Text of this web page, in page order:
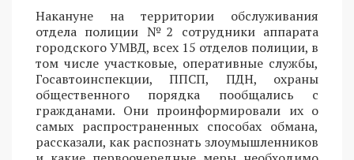
Накануне на территории обслуживания
отдела полиции №2 сотрудники аппарата
городского УМВД, всех 15 отделов полиции, в
том числе участковые, оперативные службы,
Госавтоинспекции, ППСП, ПДН, охраны
общественного порядка пообщались с
гражданами. Они проинформировали их о
самых распространенных способах обмана,
рассказали, как распознать злоумышленников